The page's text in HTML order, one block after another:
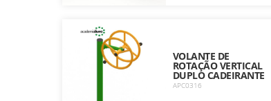
VOLANTE DE
ROTAÇÃO VERTICAL
DUPLO CADEIRANTE
APC0316